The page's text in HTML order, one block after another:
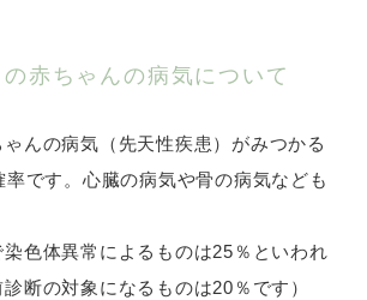
赤ちゃんの病気について
んの病気（先天性疾患）がみつかる
です。心臓の病気や骨の病気なども
色体異常によるものは25％といわれ
断の対象になるものは20％です）